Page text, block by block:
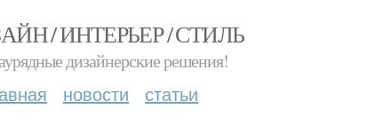
/ ИНТЕРЬЕР / СТИЛЬ
дизайнерские решения!
новости статьи